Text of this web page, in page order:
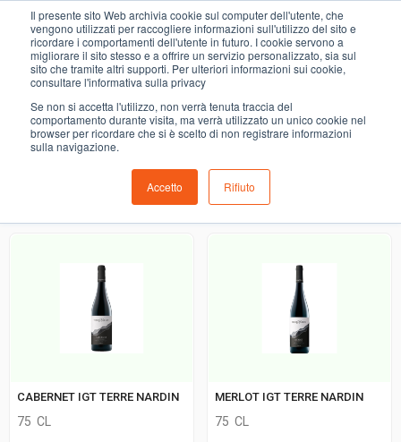
Il presente sito Web archivia cookie sul computer dell'utente, che
vengono utilizzati per raccogliere informazioni sull'utilizzo del sito e
ricordare i comportamenti dell'utente in futuro. I cookie servono a
migliorare il sito stesso e a offrire un servizio personalizzato, sia sul
sito che tramite altri supporti. Per ulteriori informazioni sui cookie,
consultare l'informativa sulla privacy
Se non si accetta l'utilizzo, non verrà tenuta traccia del
comportamento durante visita, ma verrà utilizzato un unico cookie nel
browser per ricordare che si è scelto di non registrare informazioni
sulla navigazione.
Accetto Rifiuto
vino DOC
COMING SOON
gastronomia e del menù settimanale devono essere indicati
nello spazio apposito in sede di checkout
CABERNET IGT TERRE NARDIN
75 CL
MERLOT IGT TERRE NARDIN
75 CL